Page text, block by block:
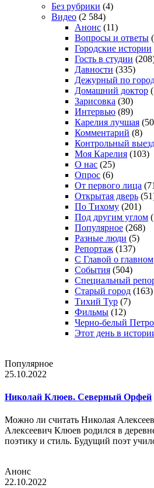
Без рубрики (4)
Видео (2 584)
Анонс (11)
Вопросы и ответы
Городские истории
Гость в студии
Давности (335)
Дежурный по
Домашний доктор
Зарисовка (30)
Интервью (89)
Карелия лучшая
Комментарий (8)
Контрольный
Моя Карелия (103)
О нас (25)
Опрос (6)
От первого лица
Открытая дверь
По Тихому (201)
Под другим углом
Популярное (268)
Разные люди (5)
Репортаж (137)
С Главой о главном
События (504)
Специальный
Старый город (163)
Тихий Тур (7)
Фильмы (12)
Черно-белый
Этот день в
Популярное
25.10.2022
Николай Клюев. Северный Орфей
Можно ли считать Николая
Алексеевич Клюев родился в
поэтику и стиль. Будущий поэт
Анонс
22.10.2022